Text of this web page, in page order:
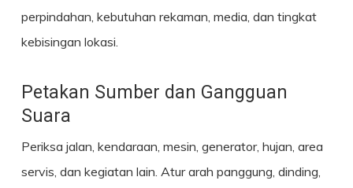
perpindahan, kebutuhan rekaman, media, dan tingkat
kebisingan lokasi.
Petakan Sumber dan Gangguan
Suara
Periksa jalan, kendaraan, mesin, generator, hujan, area
servis, dan kegiatan lain. Atur arah panggung, dinding,